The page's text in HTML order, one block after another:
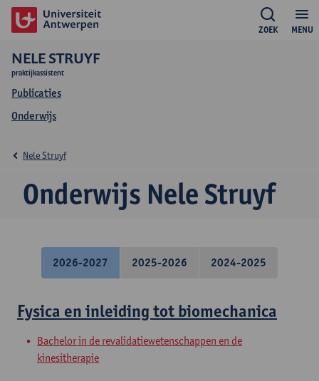
MENU
ZOEK
NELE STRUYF
praktijkassistent
Publicaties
Onderwijs
Onderwijs Nele Struyf
Nele Struyf
2026-2027 2025-2026 2024-2025
Fysica en inleiding tot biomechanica
Bachelor in de revalidatiewetenschappen en de
kinesitherapie